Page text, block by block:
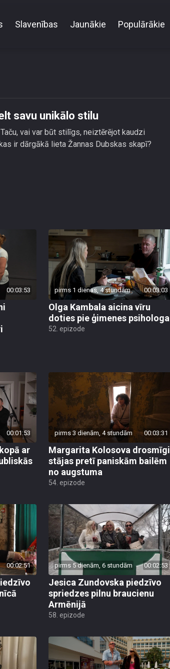
Slavenības Jaunākie Populārākie
savu unikālo stilu
vai var būt stilīgs, neiztērējot kaudzi
ir dārgākā lieta Žannas Dubskas skapī?
00:03:53 pirms 1 dienas, 4 stundām 00:03:03
Olga Kambala aicina vīru
doties pie ģimenes psihologa
52. epizode
00:01:53
ar
pirms 3 dienām, 4 stundām 00:03:31
Margarita Kolosova drosmīgi
stājas pretī paniskām bailēm
no augstuma
54. epizode
00:02:51 pirms 5 dienām, 6 stundām 00:02:53
Jesica Zundovska piedzīvo
spriedzes pilnu braucienu
Armēnijā
58. epizode